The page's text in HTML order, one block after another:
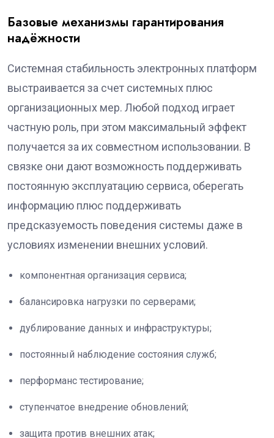
Базовые механизмы гарантирования
надёжности
Системная стабильность электронных платформ
выстраивается за счет системных плюс
организационных мер. Любой подход играет
частную роль, при этом максимальный эффект
получается за их совместном использовании. В
связке они дают возможность поддерживать
постоянную эксплуатацию сервиса, оберегать
информацию плюс поддерживать
предсказуемость поведения системы даже в
условиях изменении внешних условий.
компонентная организация сервиса;
балансировка нагрузки по серверами;
дублирование данных и инфраструктуры;
постоянный наблюдение состояния служб;
перформанс тестирование;
ступенчатое внедрение обновлений;
защита против внешних атак;